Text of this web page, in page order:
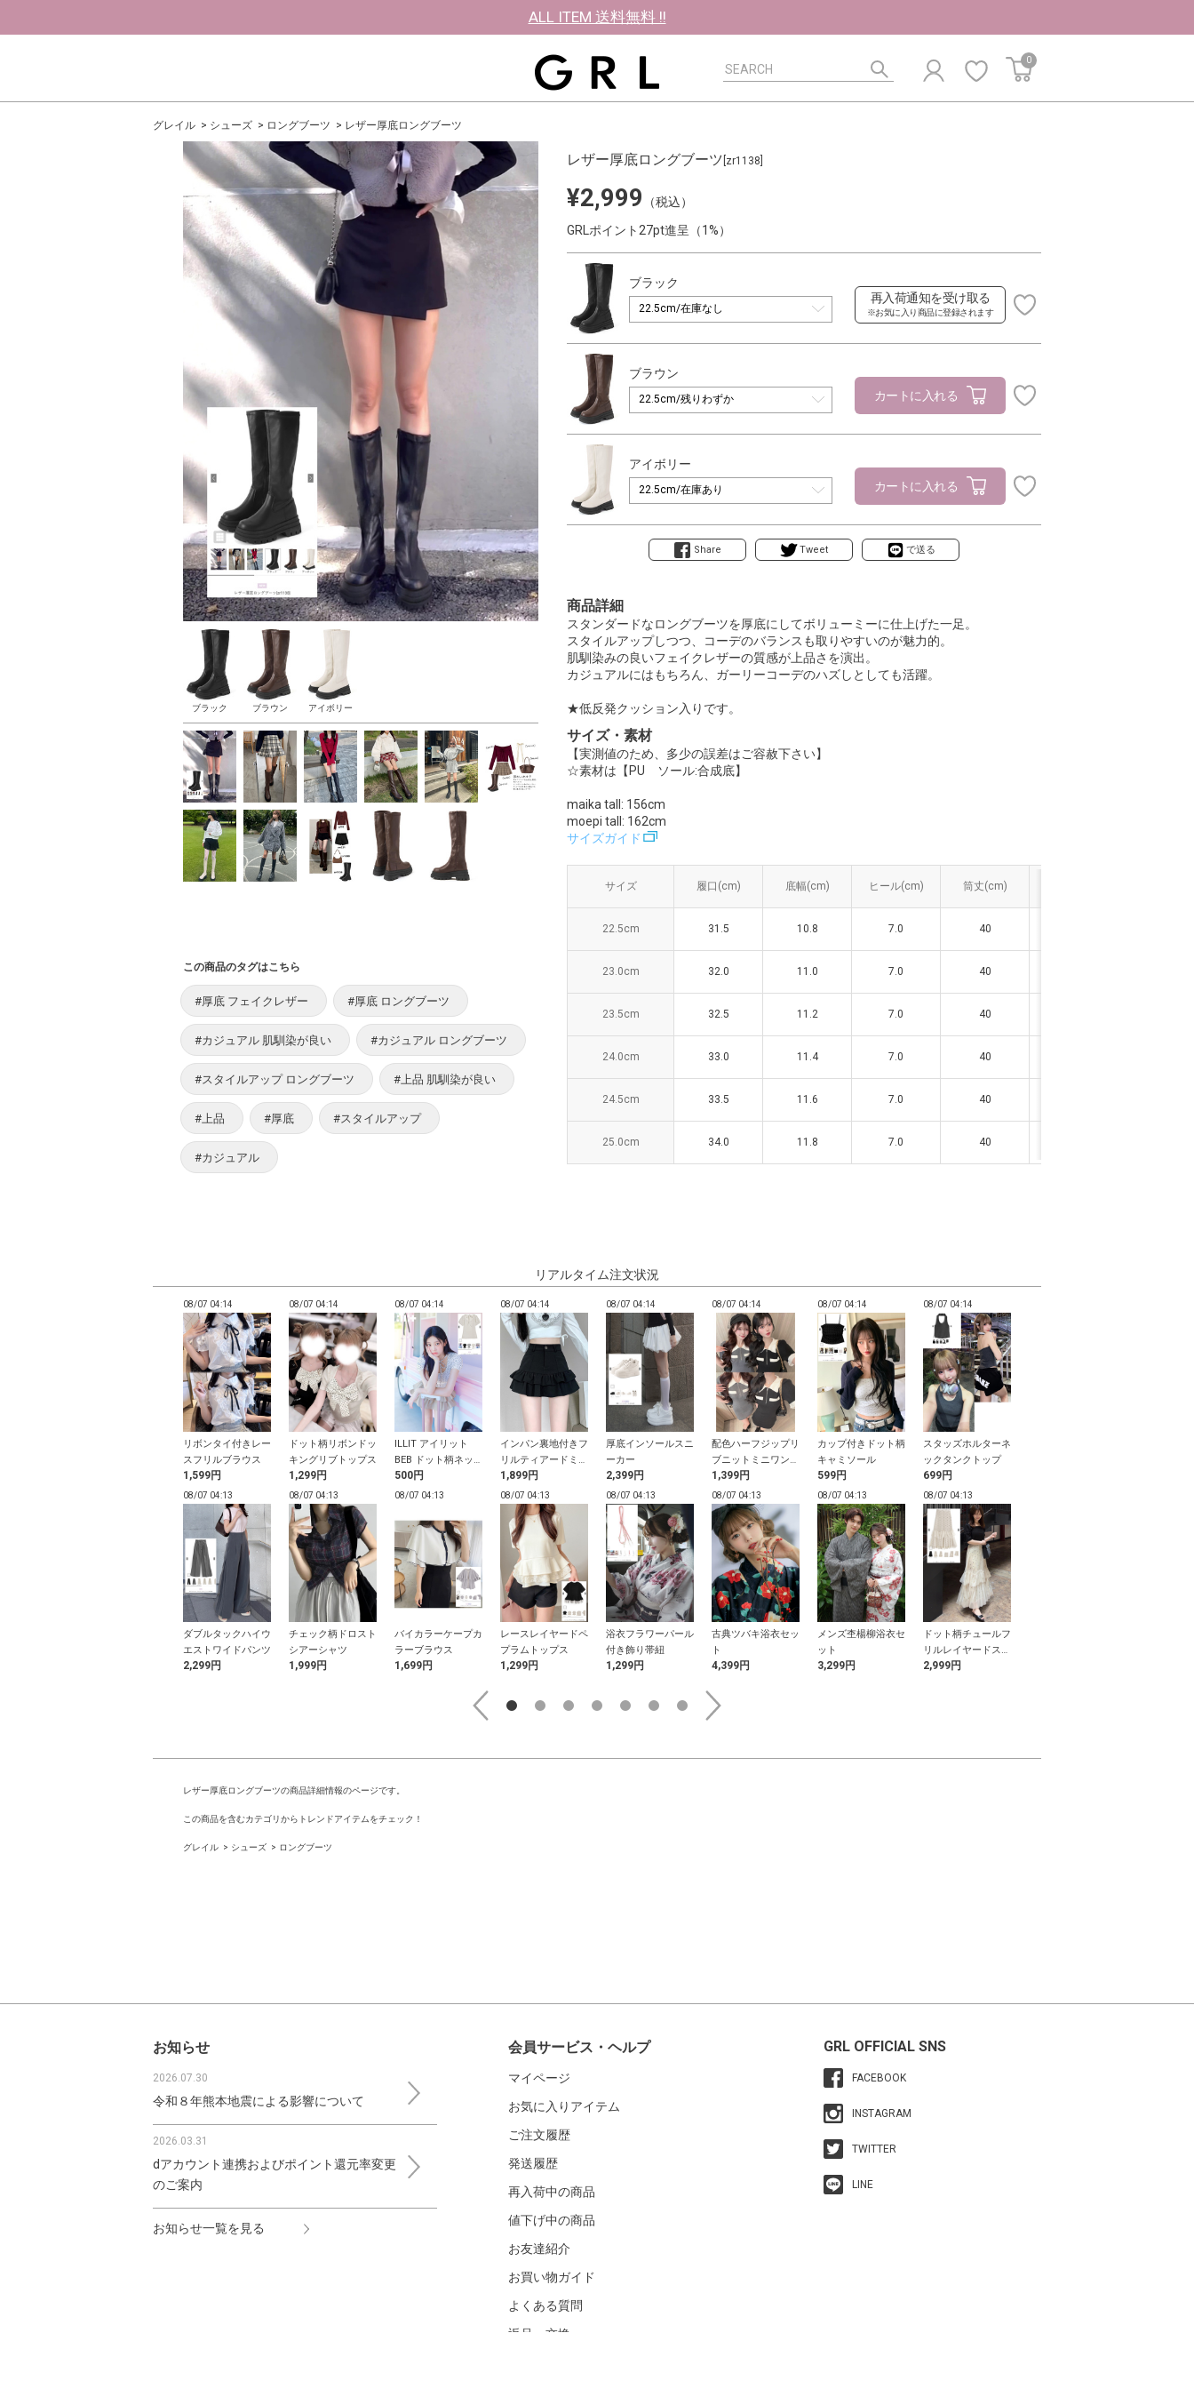
ALL ITEM 送料無料 !!
0
グレイル シューズ ロングブーツ レザー厚底ロングブーツ
ブラック ブラウン アイボリー
レザー厚底ロングブーツ [zr1138]
¥2,999
（税込）
GRLポイント27pt進呈（1%）
ブラック
再入荷通知を受け取る
※お気に入り商品に登録されます
ブラウン
カートに入れる
アイボリー
カートに入れる
Share Tweet で送る
商品詳細
スタンダードなロングブーツを厚底にしてボリューミーに仕上げた一足。
スタイルアップしつつ、コーデのバランスも取りやすいのが魅力的。
肌馴染みの良いフェイクレザーの質感が上品さを演出。
カジュアルにはもちろん、ガーリーコーデのハズしとしても活躍。
★低反発クッション入りです。
サイズ・素材
【実測値のため、多少の誤差はご容赦下さい】
☆素材は【PU ソール:合成底】
maika tall: 156cm
moepi tall: 162cm
サイズガイド
サイズ 履口(cm) 底幅(cm) ヒール(cm) 筒丈(cm)
22.5cm 31.5 10.8 7.0 40
23.0cm 32.0 11.0 7.0 40
23.5cm 32.5 11.2 7.0 40
24.0cm 33.0 11.4 7.0 40
24.5cm 33.5 11.6 7.0 40
25.0cm 34.0 11.8 7.0 40
サイズ 履口(cm) 底幅(cm) ヒール(cm) 筒丈(cm)
22.5cm 31.5 10.8 7.0 40
23.0cm 32.0 11.0 7.0 40
23.5cm 32.5 11.2 7.0 40
24.0cm 33.0 11.4 7.0 40
24.5cm 33.5 11.6 7.0 40
25.0cm 34.0 11.8 7.0 40
この商品のタグはこちら
#厚底 フェイクレザー #厚底 ロングブーツ
#カジュアル 肌馴染が良い #カジュアル ロングブーツ
#スタイルアップ ロングブーツ #上品 肌馴染が良い
#上品 #厚底 #スタイルアップ
#カジュアル
リアルタイム注文状況
08/07 04:14
リボンタイ付きレー
スフリルブラウス
1,599円
08/07 04:14
ドット柄リボンドッ
キングリブトップス
1,299円
08/07 04:14
ILLIT アイリット
BEB ドット柄ネッ
クリボントップス
500円
08/07 04:14
インパン裏地付きフ
リルティアードミニ
スカート
1,899円
08/07 04:14
厚底インソールスニ
ーカー
2,399円
08/07 04:14
配色ハーフジップリ
ブニットミニワンピ
ース
1,399円
08/07 04:14
カップ付きドット柄
キャミソール
599円
08/07 04:14
スタッズホルターネ
ックタンクトップ
699円
08/07 04:13
ダブルタックハイウ
エストワイドパンツ
2,299円
08/07 04:13
チェック柄ドロスト
シアーシャツ
1,999円
08/07 04:13
バイカラーケープカ
ラーブラウス
1,699円
08/07 04:13
レースレイヤードペ
プラムトップス
1,299円
08/07 04:13
浴衣フラワーパール
付き飾り帯紐
1,299円
08/07 04:13
古典ツバキ浴衣セッ
ト
4,399円
08/07 04:13
メンズ杢楊柳浴衣セ
ット
3,299円
08/07 04:13
ドット柄チュールフ
リルレイヤードスカ
ート
2,999円
レザー厚底ロングブーツの商品詳細情報のページです。
この商品を含むカテゴリからトレンドアイテムをチェック！
グレイル シューズ ロングブーツ
お知らせ
2026.07.30
令和８年熊本地震による影響について
2026.03.31
dアカウント連携およびポイント還元率変更
のご案内
お知らせ一覧を見る
会員サービス・ヘルプ
マイページ
お気に入りアイテム
ご注文履歴
発送履歴
再入荷中の商品
値下げ中の商品
お友達紹介
お買い物ガイド
よくある質問
返品・交換
GRL OFFICIAL SNS
FACEBOOK
INSTAGRAM
TWITTER
LINE